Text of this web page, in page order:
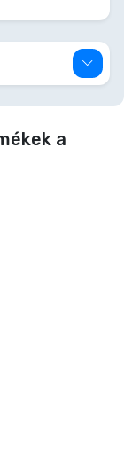
a világ
nem kell
a